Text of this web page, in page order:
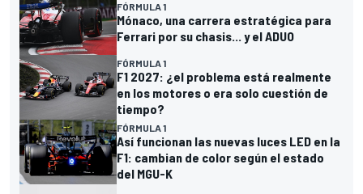
FÓRMULA 1
Mónaco, una carrera estratégica para
Ferrari por su chasis... y el ADUO
FÓRMULA 1
F1 2027: ¿el problema está realmente
en los motores o era solo cuestión de
tiempo?
FÓRMULA 1
Así funcionan las nuevas luces LED en la
F1: cambian de color según el estado
del MGU-K